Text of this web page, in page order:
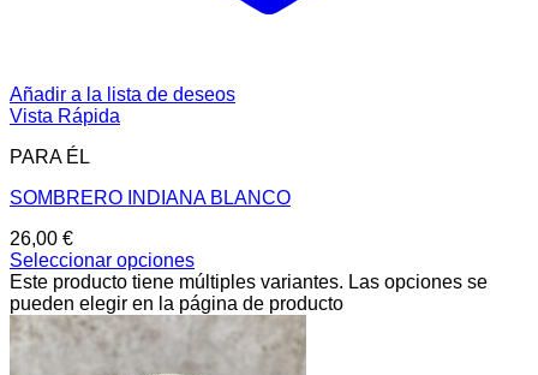
Añadir a la lista de deseos
Vista Rápida
PARA ÉL
SOMBRERO INDIANA BLANCO
26,00 €
Seleccionar opciones
Este producto tiene múltiples variantes. Las opciones se
pueden elegir en la página de producto